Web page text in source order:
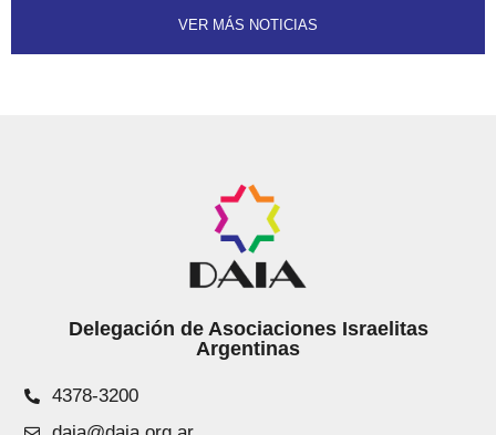
VER MÁS NOTICIAS
Delegación de Asociaciones Israelitas
Argentinas
4378-3200